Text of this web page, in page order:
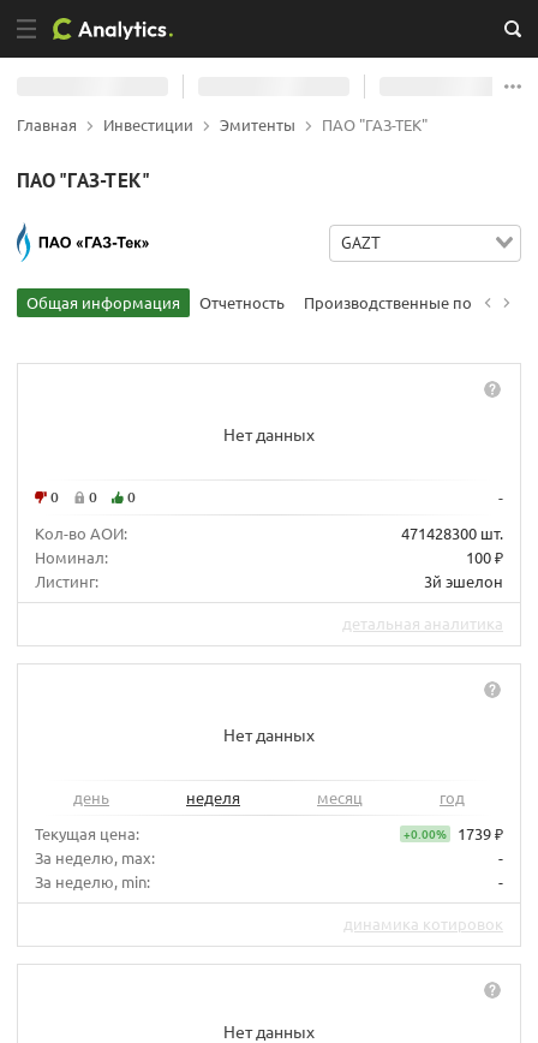
Главная Инвестиции Эмитенты ПАО "ГАЗ-ТЕК"
ПАО "ГАЗ-ТЕК"
GAZT
Общая информация Отчетность Производственные показатели
Нет данных
0 0 0
-
Кол-во АОИ:
471428300 шт.
Номинал:
100 ₽
Листинг:
3й эшелон
детальная аналитика
Нет данных
день неделя месяц
год
Текущая цена:
+0.00%
1739 ₽
За неделю, max:
-
За неделю, min:
-
динамика котировок
Нет данных